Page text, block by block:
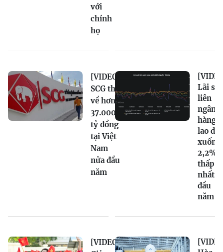
với
chính
họ
[VIDEO]
SCG thu
về hơn
37.000
tỷ đồng
tại Việt
Nam
nửa đầu
năm
Lãi
liên
ngân
hàng
lao dốc
xuống
2,2%,
thấp
nhất
đầu
năm
[VIDEO]